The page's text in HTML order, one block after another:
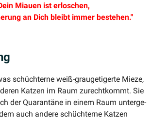
Miauen ist erloschen,
an Dich bleibt immer bestehen."
schüch­terne weiß-grauge­ti­gerte Mieze,
Katzen im Raum zurecht­kommt. Sie
der Quarantäne in einem Raum unter­ge­
auch andere schüch­terne Katzen